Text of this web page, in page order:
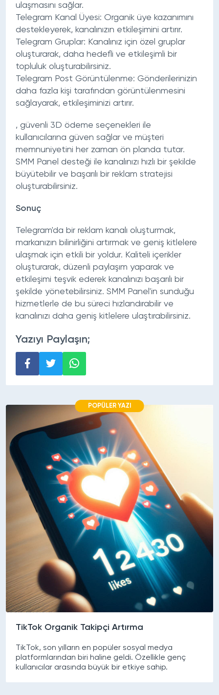
ulaşmasını sağlar.
Telegram Kanal Üyesi: Organik üye kazanımını
destekleyerek, kanalınızın etkileşimini artırır.
Telegram Gruplar: Kanalınız için özel gruplar
oluşturarak, daha hedefli ve etkileşimli bir
topluluk oluşturabilirsiniz.
Telegram Post Görüntülenme: Gönderilerinizin
daha fazla kişi tarafından görüntülenmesini
sağlayarak, etkileşiminizi artırır.
, güvenli 3D ödeme seçenekleri ile
kullanıcılarına güven sağlar ve müşteri
memnuniyetini her zaman ön planda tutar.
SMM Panel desteği ile kanalınızı hızlı bir şekilde
büyütebilir ve başarılı bir reklam stratejisi
oluşturabilirsiniz.
Sonuç
Telegram'da bir reklam kanalı oluşturmak,
markanızın bilinirliğini artırmak ve geniş kitlelere
ulaşmak için etkili bir yoldur. Kaliteli içerikler
oluşturarak, düzenli paylaşım yaparak ve
etkileşimi teşvik ederek kanalınızı başarılı bir
şekilde yönetebilirsiniz. SMM Panel'in sunduğu
hizmetlerle de bu süreci hızlandırabilir ve
kanalınızı daha geniş kitlelere ulaştırabilirsiniz.
Yazıyı Paylaşın;
POPÜLER YAZI
TikTok Organik Takipçi Artırma
TikTok, son yılların en popüler sosyal medya
platformlarından biri haline geldi. Özellikle genç
kullanıcılar arasında büyük bir etkiye sahip.